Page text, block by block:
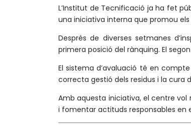
L’Institut de Tecnificació ja ha fet
una iniciativa interna que promou
Després de diverses setmanes
primera posició del rànquing. El
El sistema d’avaluació té en
correcta gestió dels residus i la cura
Amb aquesta iniciativa, el centre
i fomentar actituds responsables en